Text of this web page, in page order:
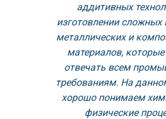
аддитивных
изготовлении сложных
металлических и
материалов,
отвечать всем
требованиям. На
хорошо понимаем
физические